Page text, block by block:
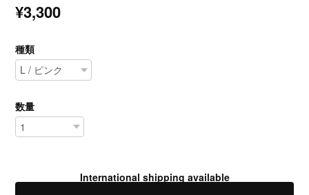
¥3,300
種類
数量
International shipping available